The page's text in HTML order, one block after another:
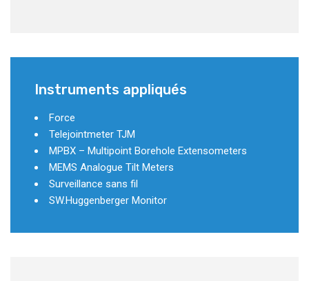
Instruments appliqués
Force
Telejointmeter TJM
MPBX – Multipoint Borehole Extensometers
MEMS Analogue Tilt Meters
Surveillance sans fil
SW.Huggenberger Monitor